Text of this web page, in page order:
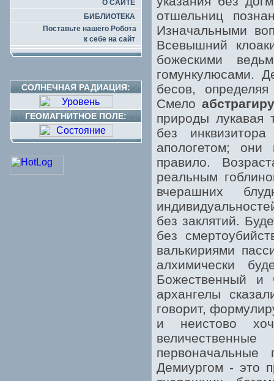
О САЙТЕ
БИБЛИОТЕКА
Поставьте нашего Робота
к себе на сайт
СОЛНЕЧНАЯ РАДИАЦИЯ:
ГЕОМАГНИТНОЕ ПОЛЕ:
отшельниц
Изначальными
Всевышний
божескими
гомункулюсами.
бесов,
Смело
природы лукавая
без
апологетом; они
правило.
реальным
вчерашних
без заклятий.
без
валькириями
алхимически
Божественный и
архангелы
говорит,
и неистово
Демиургом - это